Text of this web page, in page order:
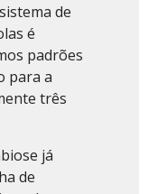
de
é
padrões
para a
três
já
de